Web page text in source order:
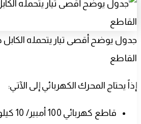
جدول يوضح أقصى تيار يتحمله
القاطع
إذاً يحتاج المحرك الكهربائي إلى الآتي:
قاطع كهربائي 100 أمبير/ 10 كيلو أمبير